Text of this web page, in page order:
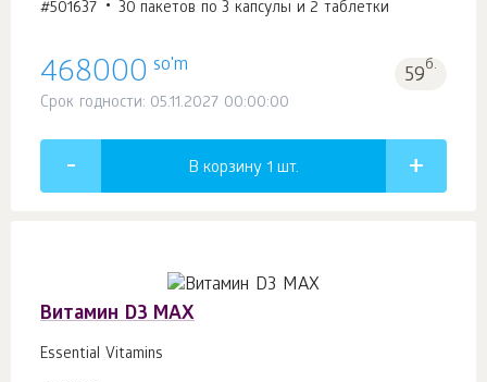
#501637 30 пакетов по 3 капсулы и 2 таблетки
468000 so'm 59б.
Срок годности: 05.11.2027 00:00:00
В корзину 1 шт.
Витамин D3 MAX
Essential Vitamins